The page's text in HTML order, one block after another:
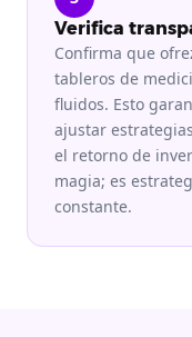
Verifica
Confirma que
tableros de
fluidos. Esto
ajustar
el retorno de
magia; es
constante.